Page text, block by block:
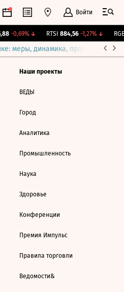
Войти
-0,69%↓ RTSI 884,56 -1,27%↓ RGBI
меры, динамика, прогнозы
Наши проекты
ВЕДЫ
Город
Аналитика
Промышленность
Наука
Здоровье
Конференции
Премия Импульс
Правила торговли
Ведомости&